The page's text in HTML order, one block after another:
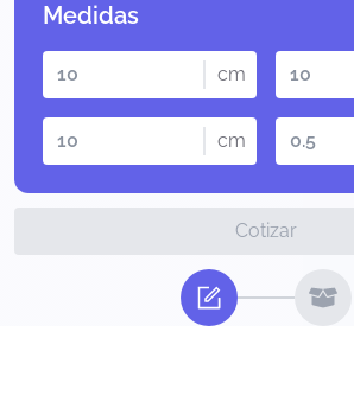
Medidas
cm
cm
Cotizar